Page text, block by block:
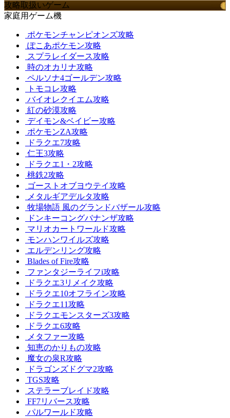
攻略取扱いゲーム
家庭用ゲーム機
ポケモンチャンピオンズ攻略
ぽこあポケモン攻略
スプラレイダース攻略
時のオカリナ攻略
ペルソナ4ゴールデン攻略
トモコレ攻略
バイオレクイエム攻略
紅の砂漠攻略
デイモン&ベイビー攻略
ポケモンZA攻略
ドラクエ7攻略
仁王3攻略
ドラクエ1・2攻略
桃鉄2攻略
ゴーストオブヨウテイ攻略
メタルギアデルタ攻略
牧場物語 風のグランドバザール攻略
ドンキーコングバナンザ攻略
マリオカートワールド攻略
モンハンワイルズ攻略
エルデンリング攻略
Blades of Fire攻略
ファンタジーライフi攻略
ドラクエ3リメイク攻略
ドラクエ10オフライン攻略
ドラクエ11攻略
ドラクエモンスターズ3攻略
ドラクエ6攻略
メタファー攻略
知恵のかりもの攻略
魔女の泉R攻略
ドラゴンズドグマ2攻略
TGS攻略
ステラーブレイド攻略
FF7リバース攻略
パルワールド攻略